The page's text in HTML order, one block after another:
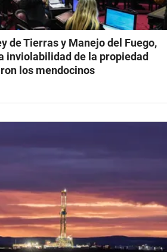
de Tierras y Manejo del Fuego,
inviolabilidad de la propiedad
los mendocinos